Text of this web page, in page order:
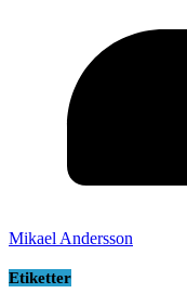
Mikael Andersson
Etiketter